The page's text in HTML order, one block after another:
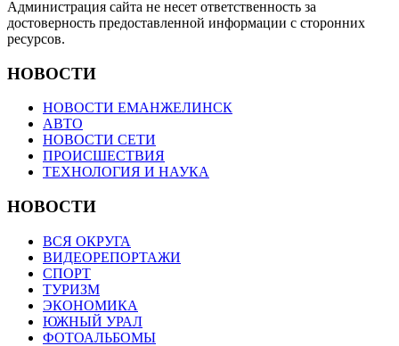
Администрация сайта не несет ответственность за
достоверность предоставленной информации с сторонних
ресурсов.
НОВОСТИ
НОВОСТИ ЕМАНЖЕЛИНСК
АВТО
НОВОСТИ СЕТИ
ПРОИСШЕСТВИЯ
ТЕХНОЛОГИЯ И НАУКА
НОВОСТИ
ВСЯ ОКРУГА
ВИДЕОРЕПОРТАЖИ
СПОРТ
ТУРИЗМ
ЭКОНОМИКА
ЮЖНЫЙ УРАЛ
ФОТОАЛЬБОМЫ